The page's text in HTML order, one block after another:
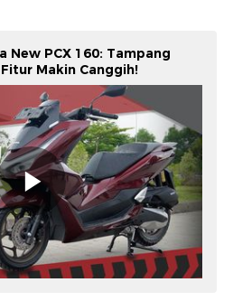
New PCX 160: Tampang
Makin Canggih!